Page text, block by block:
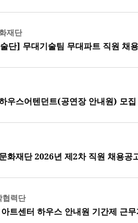
재단
단] 무대기술팀 무대파트 직원 채용
우스어텐던트(공연장 안내원) 모
화재단 2026년 제2차 직원 채용공
협력단
트센터 하우스 안내원 기간제 근